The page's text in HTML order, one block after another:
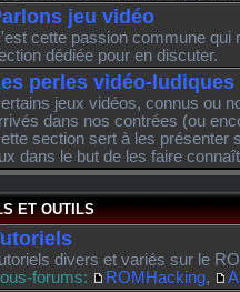
jeu vidéo
cette passion commune qui
dédiée pour en discuter.
perles vidéo-
jeux vidéos, connus ou
dans nos contrées (ou
section sert à les présenter
dans le but de les faire
ET OUTILS
divers et variés sur le
forums:
ROMHacking,